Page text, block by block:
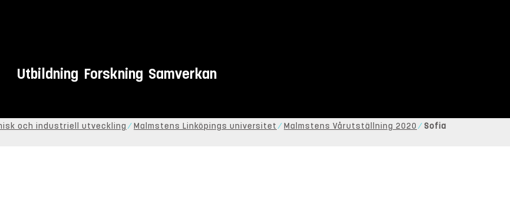
Utbildning Forskning Samverkan
och industriell utveckling Malmstens Linköpings universitet Malmstens Vårutställning 2020
Sofia